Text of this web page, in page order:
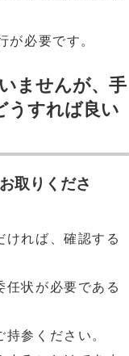
が必要です。
ませんが、手
うすれば良い
取りくださ
ければ、確認する
任状が必要である
参ください。